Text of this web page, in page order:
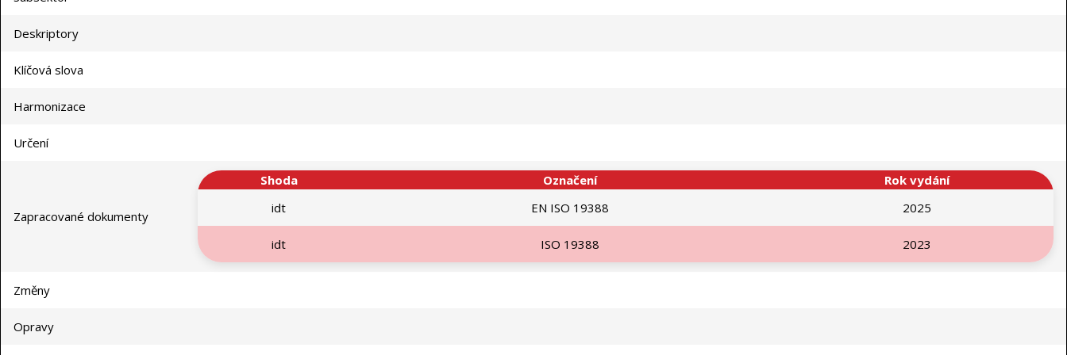
Deskriptory
Klíčová slova
Harmonizace
Určení
Zapracované dokumenty
Shoda Označení
Rok vydání
idt
EN ISO 19388 2025
idt ISO 19388 2023
Změny
Opravy